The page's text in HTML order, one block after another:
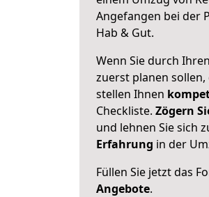
Angefangen bei der
Hab & Gut.
Wenn Sie durch
zuerst planen
stellen Ihnen
Checkliste. Zögern
und lehnen Sie sich
Erfahrung in der
Füllen Sie jetzt das
Angebote.